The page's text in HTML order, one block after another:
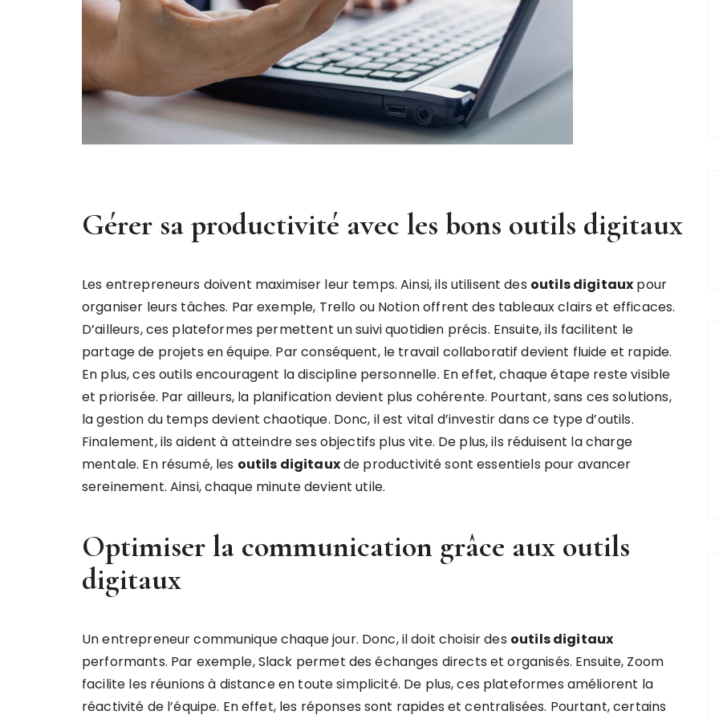
Gérer sa productivité avec les bons outils digitaux
Les entrepreneurs doivent maximiser leur temps. Ainsi, ils utilisent des outils digitaux pour
organiser leurs tâches. Par exemple, Trello ou Notion offrent des tableaux clairs et efficaces.
D’ailleurs, ces plateformes permettent un suivi quotidien précis. Ensuite, ils facilitent le
partage de projets en équipe. Par conséquent, le travail collaboratif devient fluide et rapide.
En plus, ces outils encouragent la discipline personnelle. En effet, chaque étape reste visible
et priorisée. Par ailleurs, la planification devient plus cohérente. Pourtant, sans ces solutions,
la gestion du temps devient chaotique. Donc, il est vital d’investir dans ce type d’outils.
Finalement, ils aident à atteindre ses objectifs plus vite. De plus, ils réduisent la charge
mentale. En résumé, les outils digitauxde productivité sont essentiels pour avancer
sereinement. Ainsi, chaque minute devient utile.
Optimiser la communication grâce aux outils
digitaux
Un entrepreneur communique chaque jour. Donc, il doit choisir des outils digitaux
performants. Par exemple, Slack permet des échanges directs et organisés. Ensuite, Zoom
facilite les réunions à distance en toute simplicité. De plus, ces plateformes améliorent la
réactivité de l’équipe. En effet, les réponses sont rapides et centralisées. Pourtant, certains